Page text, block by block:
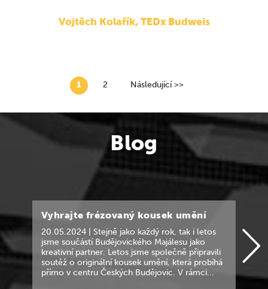
Vojtěch Kolařík, TEDx Budweis
1 2 Následující >>
Blog
Vyhrajte frézovaný kousek umění
20.05.2024 | Stejně jako každý rok, tak i letos
jsme součástí Budějovického Majálesu jako
kreativní partner. Letos jsme společně připravili
soutěž o originální kousek umění, která probíhá
přímo v centru Českých Budějovic. V rámci...